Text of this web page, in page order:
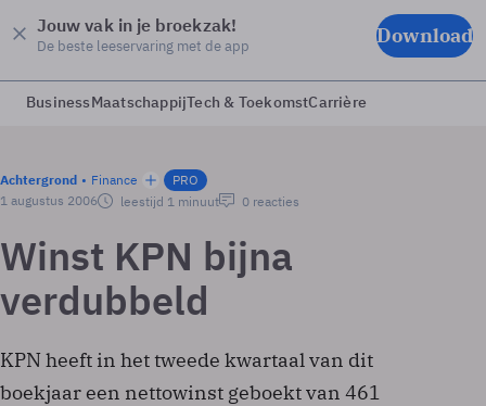
Jouw vak in je broekzak!
De beste leeservaring met de app Download
BusinessMaatschappijTech & ToekomstCarrière
Achtergrond Finance
PRO
1 augustus 2006
leestijd 1 minuut 0 reacties
Winst KPN bijna
verdubbeld
KPN heeft in het tweede kwartaal van dit
boekjaar een nettowinst geboekt van 461